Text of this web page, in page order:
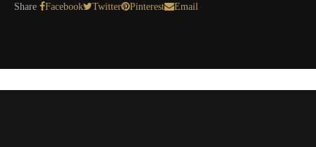
Share Facebook Twitter Pinterest Email